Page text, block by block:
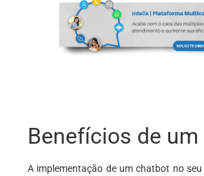
Benefícios de
A implementação de um chatbot no